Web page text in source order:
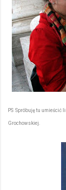
PS Spróbuję tu umieścić
Grochowskiej.